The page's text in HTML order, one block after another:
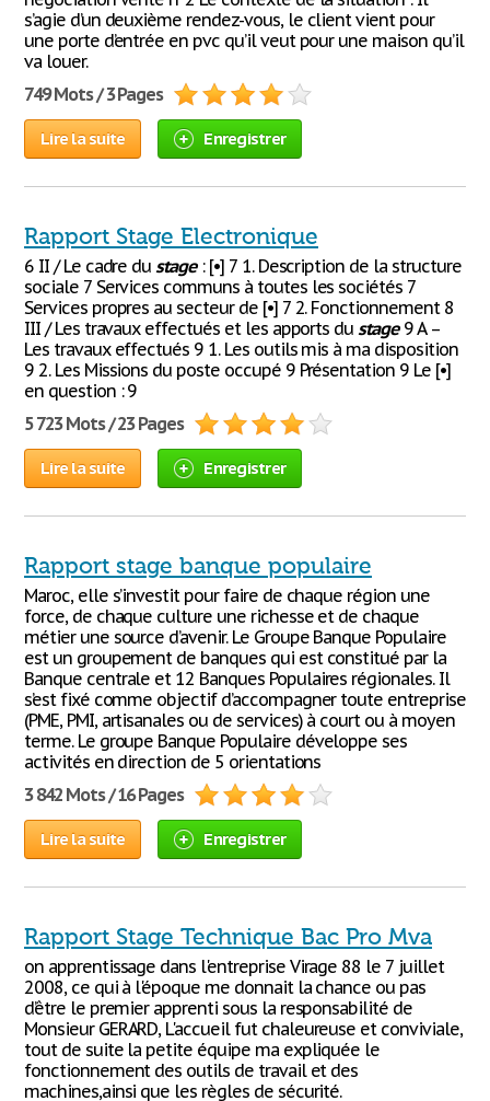
s’agie d’un deuxième rendez-vous, le client vient pour
une porte d’entrée en pvc qu’il veut pour une maison qu’il
va louer.
749 Mots / 3 Pages
Lire la suite Enregistrer
Rapport Stage Electronique
6 II / Le cadre dustage: [•] 7 1. Description de la structure
sociale 7 Services communs à toutes les sociétés 7
Services propres au secteur de [•] 7 2. Fonctionnement 8
III / Les travaux effectués et les apports dustage9 A –
Les travaux effectués 9 1. Les outils mis à ma disposition
9 2. Les Missions du poste occupé 9 Présentation 9 Le [•]
en question : 9
5 723 Mots / 23 Pages
Lire la suite Enregistrer
Rapport stage banque populaire
Maroc, elle s’investit pour faire de chaque région une
force, de chaque culture une richesse et de chaque
métier une source d’avenir. Le Groupe Banque Populaire
est un groupement de banques qui est constitué par la
Banque centrale et 12 Banques Populaires régionales. Il
s’est fixé comme objectif d’accompagner toute entreprise
(PME, PMI, artisanales ou de services) à court ou à moyen
terme. Le groupe Banque Populaire développe ses
activités en direction de 5 orientations
3 842 Mots / 16 Pages
Lire la suite Enregistrer
Rapport Stage Technique Bac Pro Mva
on apprentissage dans l'entreprise Virage 88 le 7 juillet
2008, ce qui à l'époque me donnait la chance ou pas
d’être le premier apprenti sous la responsabilité de
Monsieur GERARD, L'accueil fut chaleureuse et conviviale,
tout de suite la petite équipe ma expliquée le
fonctionnement des outils de travail et des
machines,ainsi que les règles de sécurité.